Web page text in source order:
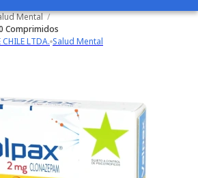
Mental /
Comprimidos
LTDA. Salud Mental